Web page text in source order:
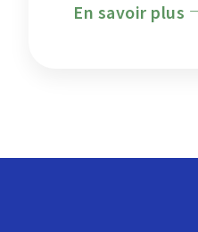
En savoir plus